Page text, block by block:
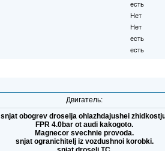
есть
Нет
Нет
есть
есть
Двигатель:
snjat obogrev droselja ohlazhdajushei
FPR 4.0bar ot audi kakogoto.
Magnecor svechnie provoda.
snjat ogranichitelj iz vozdushnoi korobki.